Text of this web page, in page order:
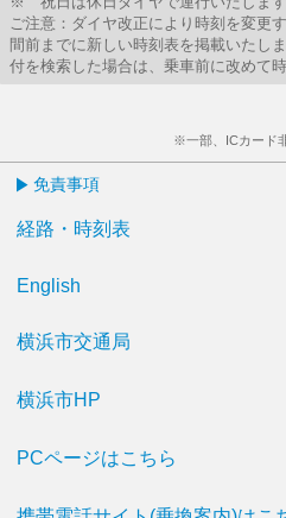
ご注意：ダイヤ改正により時刻を変更
間前までに新しい時刻表を掲載いたし
付を検索した場合は、乗車前に改めて
※一部、ICカード
免責事項
経路・時刻表
English
横浜市交通局
横浜市HP
PCページはこちら